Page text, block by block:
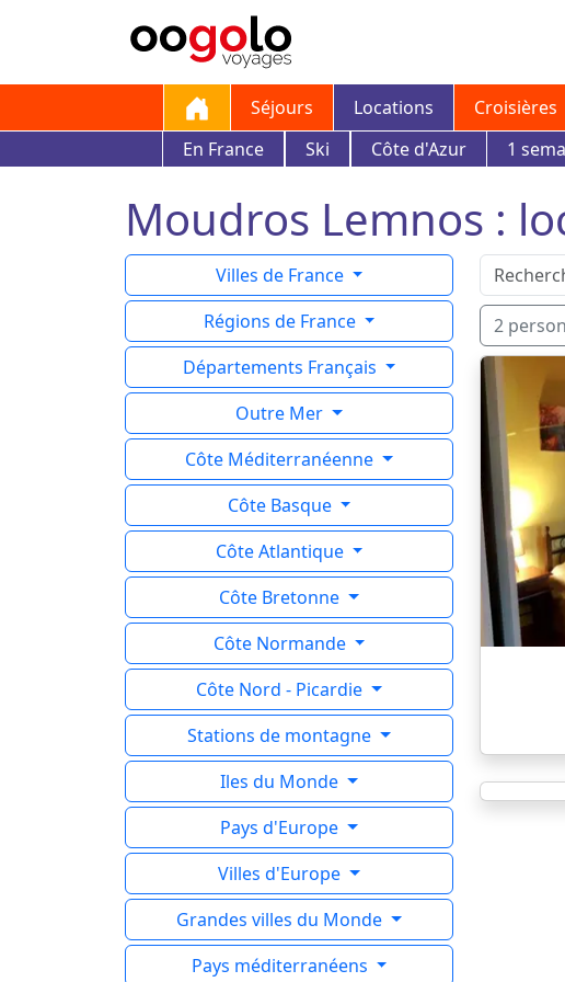
Séjours Locations Croisières
En France
Ski Côte d'Azur 1
Moudros Lemnos :
Villes de France
Régions de France
Départements Français
Outre Mer
Côte Méditerranéenne
Côte Basque
Côte Atlantique
Côte Bretonne
Côte Normande
Côte Nord - Picardie
Stations de montagne
Iles du Monde
Pays d'Europe
Villes d'Europe
Grandes villes du Monde
Pays méditerranéens
2